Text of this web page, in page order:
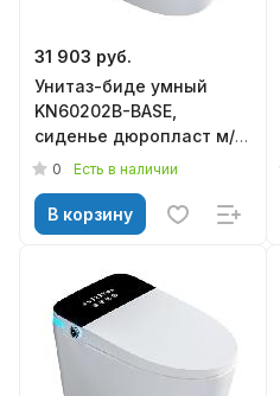
31 903 руб.
Унитаз-биде умный
KN60202B-BASE,
сиденье дюропласт м/
лифт, KNOIS
0 Есть в наличии
В корзину